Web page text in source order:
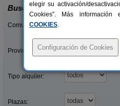
Buscar
Comunidades:
Provincias/Islas:
Tipo alquiler:
Plazas:
elegir su activación/
Cookies”. Más información
COOKIES.